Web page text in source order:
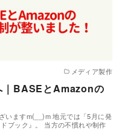
メディア製作
｜BASEとAmazonの
いますm(__)m 地元では「5月に発
ブック』。 当方の不慣れや制作